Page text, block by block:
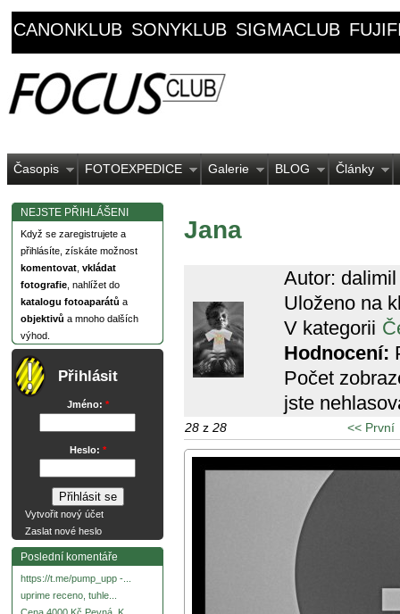
CANONKLUB SONYKLUB SIGMACLUB
Časopis FOTOEXPEDICE Galerie BLOG Články
NEJSTE PŘIHLÁŠENI
Když se zaregistrujete a
přihlásíte, získáte možnost
komentovat vkládat
fotografie , nahlížet do
katalogu fotoaparátů a
objektivů a mnoho dalších
výhod.
Přihlásit
Jméno: *
Heslo: *
Vytvořit nový účet
Zaslat nové heslo
Poslední komentáře
https://t.me/pump_upp -...
uprime receno, tuhle...
Jana
Autor: dalimil
Uloženo na
V kategorii
Hodnocení:
Počet
jste
28 z 28 << První